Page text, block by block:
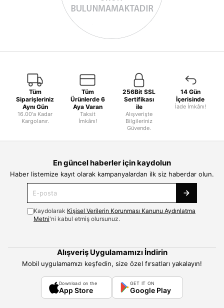
Tüm
Siparişleriniz
Aynı Gün
16.00'a Kadar
Kargolanır.
Tüm
Ürünlerde 6
Aya Varan
Taksit
İmkânı!
256Bit SSL
Sertifikası
ile
Alışverişte
Bilgileriniz
Güvende.
14 Gün
İçerisinde
İade İmkânı!
En güncel haberler için kaydolun
Haber listemize kayıt olarak kampanyalardan ilk siz haberdar olun.
Kaydolarak Kişisel Verilerin Korunması Kanunu Aydınlatma
Metni'ni kabul etmiş olursunuz.
Alışveriş Uygulamamızı İndirin
Mobil uygulamamızı keşfedin, size özel fırsatları yakalayın!
Download on the
App Store
GET IT ON
Google Play